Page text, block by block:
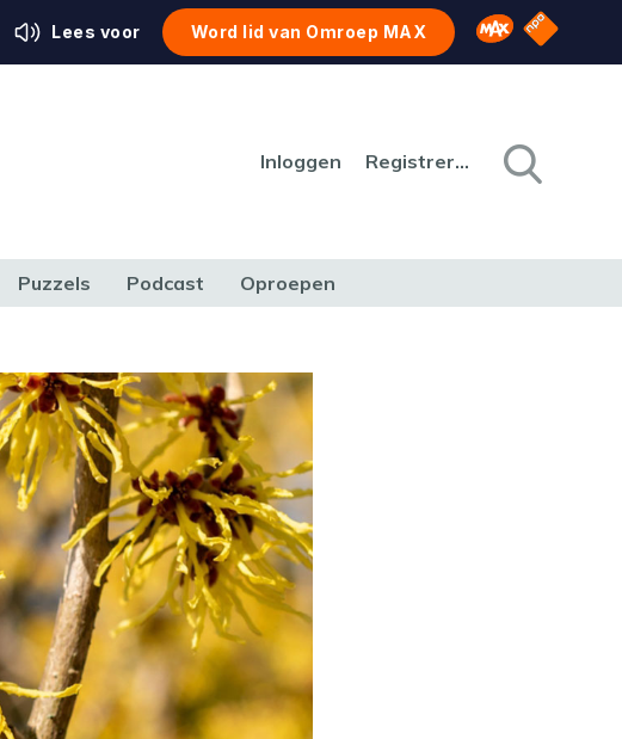
Lees voor Word lid van Omroep MAX Omroep MAX
NPO
Inloggen Registreren
Puzzels Podcast Oproepen